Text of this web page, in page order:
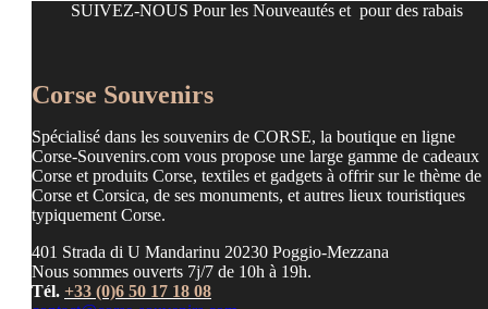
SUIVEZ-NOUS Pour les Nouveautés et pour des rabais
Corse Souvenirs
Spécialisé dans les souvenirs de CORSE, la boutique en ligne
Corse-Souvenirs.com vous propose une large gamme de cadeaux
Corse et produits Corse, textiles et gadgets à offrir sur le thème de
Corse et Corsica, de ses monuments, et autres lieux touristiques
typiquement Corse.
401 Strada di U Mandarinu 20230 Poggio-Mezzana
Nous sommes ouverts 7j/7 de 10h à 19h.
Tél. +33 (0)6 50 17 18 08